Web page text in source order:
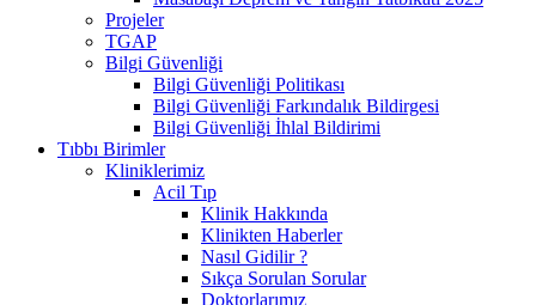
Projeler
TGAP
Bilgi Güvenliği
Bilgi Güvenliği Politikası
Bilgi Güvenliği Farkındalık Bildirgesi
Bilgi Güvenliği İhlal Bildirimi
Tıbbı Birimler
Kliniklerimiz
Acil Tıp
Klinik Hakkında
Klinikten Haberler
Nasıl Gidilir ?
Sıkça Sorulan Sorular
Doktorlarımız